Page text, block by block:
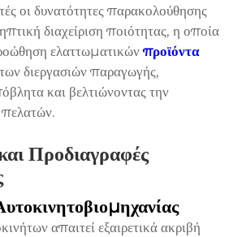
οι δυνατότητες παρακολούθησης
διαχείριση ποιότητας, η οποία
ελαττωματικών προϊόντα
διεργασιών παραγωγής,
και βελτιώνοντας την
Προδιαγραφές
απαιτεί εξαιρετικά ακριβή